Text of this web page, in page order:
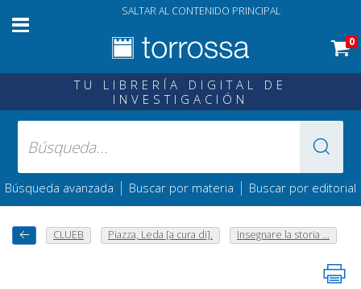
SALTAR AL CONTENIDO PRINCIPAL
0
TU LIBRERÍA DIGITAL DE
INVESTIGACIÓN
Búsqueda avanzada | Buscar por materia | Buscar por editorial
CLUEB Piazza, Leda [a cura di]. Insegnare la storia ...